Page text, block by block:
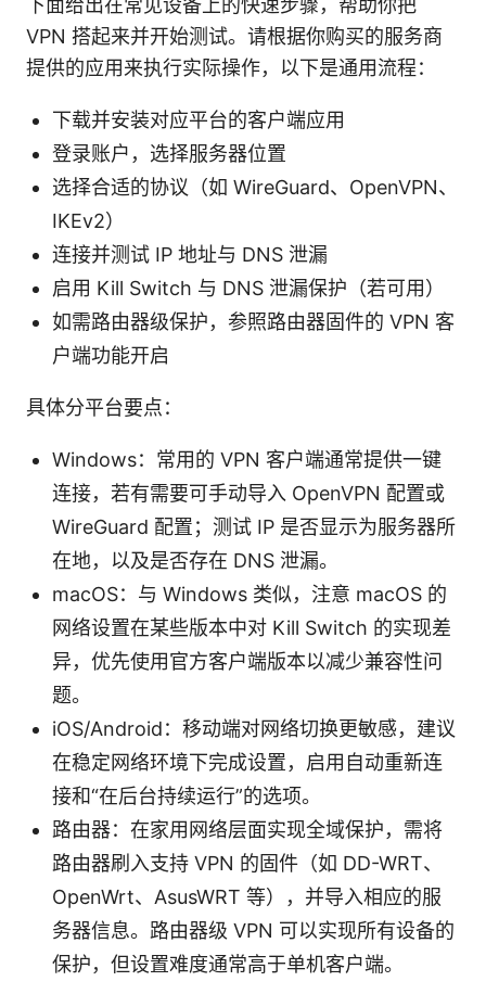
下面给出在常见设备上的快速步骤，帮助你把
VPN 搭起来并开始测试。请根据你购买的服务商
提供的应用来执行实际操作，以下是通用流程：
下载并安装对应平台的客户端应用
登录账户，选择服务器位置
选择合适的协议（如 WireGuard、OpenVPN、
IKEv2）
连接并测试 IP 地址与 DNS 泄漏
启用 Kill Switch 与 DNS 泄漏保护（若可用）
如需路由器级保护，参照路由器固件的 VPN 客
户端功能开启
具体分平台要点：
Windows：常用的 VPN 客户端通常提供一键
连接，若有需要可手动导入 OpenVPN 配置或
WireGuard 配置；测试 IP 是否显示为服务器所
在地，以及是否存在 DNS 泄漏。
macOS：与 Windows 类似，注意 macOS 的
网络设置在某些版本中对 Kill Switch 的实现差
异，优先使用官方客户端版本以减少兼容性问
题。
iOS/Android：移动端对网络切换更敏感，建议
在稳定网络环境下完成设置，启用自动重新连
接和“在后台持续运行”的选项。
路由器：在家用网络层面实现全域保护，需将
路由器刷入支持 VPN 的固件（如 DD-WRT、
OpenWrt、AsusWRT 等），并导入相应的服
务器信息。路由器级 VPN 可以实现所有设备的
保护，但设置难度通常高于单机客户端。